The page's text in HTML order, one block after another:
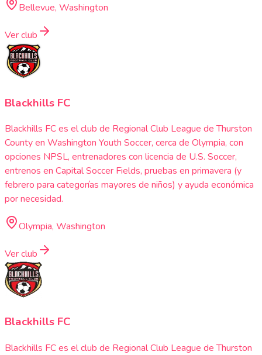
Bellevue, Washington
Ver club
Blackhills FC
Blackhills FC es el club de Regional Club League de Thurston
County en Washington Youth Soccer, cerca de Olympia, con
opciones NPSL, entrenadores con licencia de U.S. Soccer,
entrenos en Capital Soccer Fields, pruebas en primavera (y
febrero para categorías mayores de niños) y ayuda económica
por necesidad.
Olympia, Washington
Ver club
Blackhills FC
Blackhills FC es el club de Regional Club League de Thurston